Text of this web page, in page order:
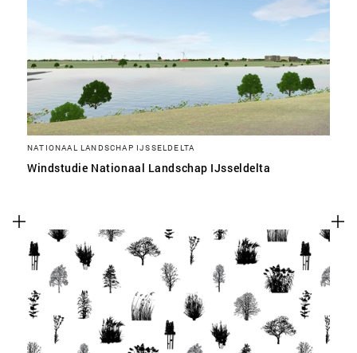
NATIONAAL LANDSCHAP IJSSELDELTA
Windstudie Nationaal Landschap IJsseldelta